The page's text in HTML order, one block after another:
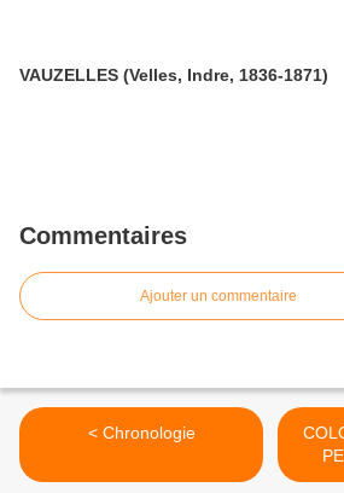
VAUZELLES (Velles, Indre, 1836-1871)
Commentaires
Ajouter un commentaire
< Chronologie